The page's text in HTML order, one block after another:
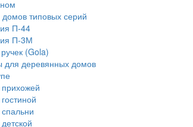
домов типовых серий
П-44
П-3М
(Gola)
для деревянных домов